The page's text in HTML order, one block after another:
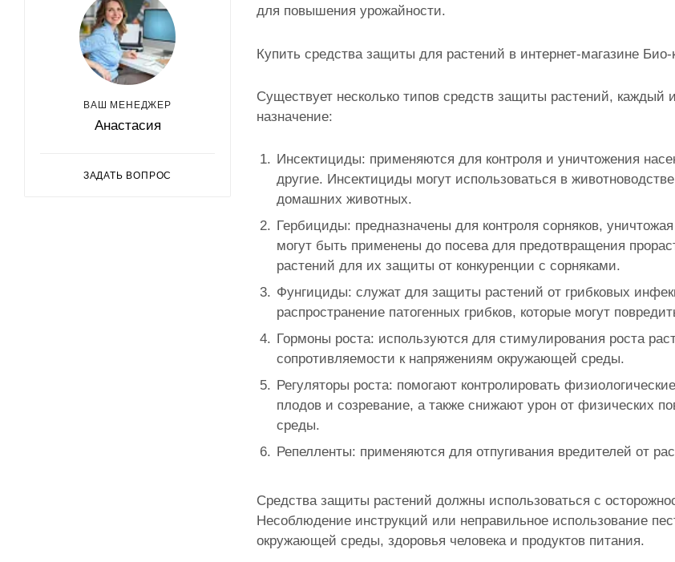
для повышения урожайности.
Купить средства защиты для растений в интернет-магазине
Существует несколько типов средств защиты растений,
назначение:
Инсектициды: применяются для контроля и уничтожения
другие. Инсектициды могут использоваться в
домашних животных.
Гербициды: предназначены для контроля сорняков,
могут быть применены до посева для предотвращения
растений для их защиты от конкуренции с сорняками.
Фунгициды: служат для защиты растений от грибковых
распространение патогенных грибков, которые могут
Гормоны роста: используются для стимулирования роста
сопротивляемости к напряжениям окружающей среды.
Регуляторы роста: помогают контролировать
плодов и созревание, а также снижают урон от физических
среды.
Репелленты: применяются для отпугивания вредителей от
Средства защиты растений должны использоваться с
Несоблюдение инструкций или неправильное использование
окружающей среды, здоровья человека и продуктов питания.
ВАШ МЕНЕДЖЕР
Анастасия
ЗАДАТЬ ВОПРОС